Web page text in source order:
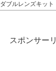
ダブルレンズキット
スポンサー